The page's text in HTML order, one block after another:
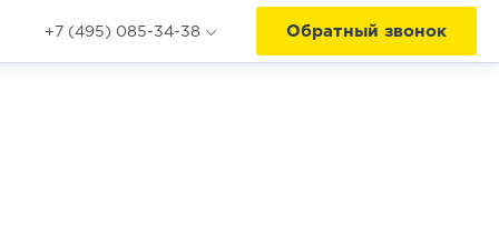
+7 (495) 085-34-38 Обратный звонок